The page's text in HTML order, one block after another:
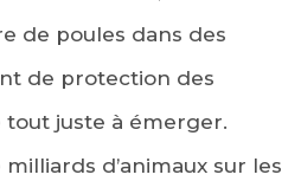
de poules dans des
de protection des
juste à émerger.
d’animaux sur les